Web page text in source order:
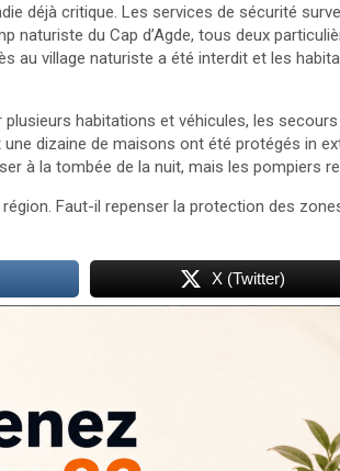
déjà critique. Les services de sécurité
naturiste du Cap d’Agde, tous deux
au village naturiste a été interdit et les
plusieurs habitations et véhicules, les
dizaine de maisons ont été protégés in
à la tombée de la nuit, mais les pompiers
Faut-il repenser la protection des
X (Twitter)